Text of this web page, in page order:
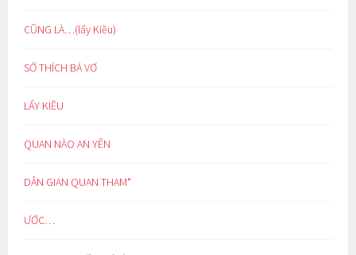
CŨNG LÀ…(lẩy Kiều)
SỞ THÍCH BÁ VƠ
LẨY KIỀU
QUAN NÀO AN YÊN
DÂN GIAN QUAN THAM*
ƯỚC…